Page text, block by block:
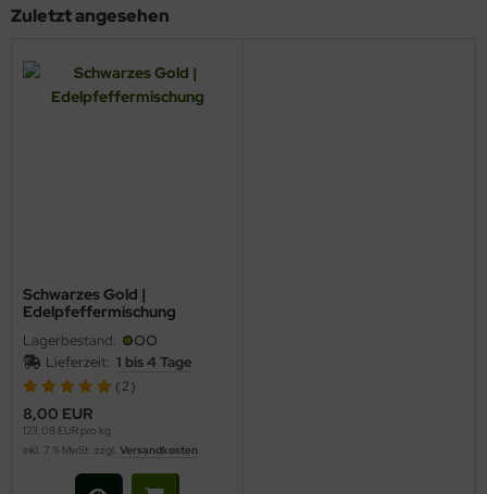
Zuletzt angesehen
Schwarzes Gold |
Edelpfeffermischung
Lagerbestand:
Lieferzeit: 1 bis 4 Tage
(2)
8,00 EUR
123,08 EUR pro kg
inkl. 7 % MwSt. zzgl. Versandkosten